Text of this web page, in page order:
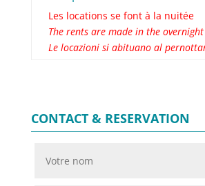
Les locations se font à la nuitée
The rents are made in the
Le locazioni si abituano al
CONTACT & RESERVATION